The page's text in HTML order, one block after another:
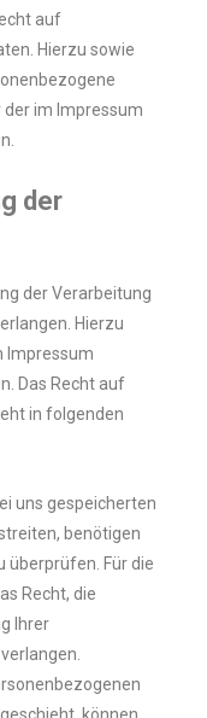
auf
Hierzu sowie
der im Impressum
der
der Verarbeitung
Hierzu
Impressum
Das Recht auf
in folgenden
uns gespeicherten
benötigen
überprüfen. Für die
Recht, die
Ihrer